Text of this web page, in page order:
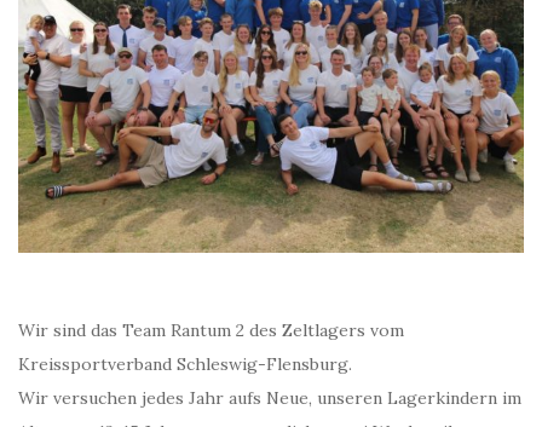
Wir sind das Team Rantum 2 des Zeltlagers vom
Kreissportverband Schleswig-Flensburg.
Wir versuchen jedes Jahr aufs Neue, unseren Lagerkindern im